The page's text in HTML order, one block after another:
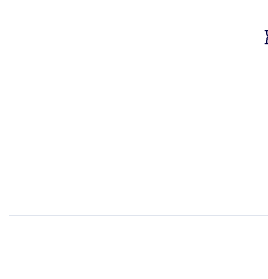
Alimente seus sistemas de IA